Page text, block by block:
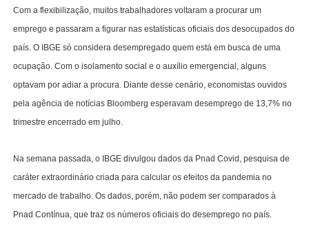
Com a flexibilização, muitos trabalhadores voltaram a procurar um
emprego e passaram a figurar nas estatísticas oficiais dos desocupados do
país. O IBGE só considera desempregado quem está em busca de uma
ocupação. Com o isolamento social e o auxílio emergencial, alguns
optavam por adiar a procura. Diante desse cenário, economistas ouvidos
pela agência de notícias Bloomberg esperavam desemprego de 13,7% no
trimestre encerrado em julho.
Na semana passada, o IBGE divulgou dados da Pnad Covid, pesquisa de
caráter extraordinário criada para calcular os efeitos da pandemia no
mercado de trabalho. Os dados, porém, não podem ser comparados à
Pnad Contínua, que traz os números oficiais do desemprego no país.